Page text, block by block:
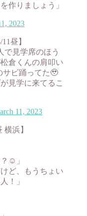
作りましょう」
2023
昼】
で見学席のほう
倉くんの肩叩い
サビ踊ってた🥹
見学に来てるこ
11, 2023
横浜】
☺️」
ど、もうちょい
！」